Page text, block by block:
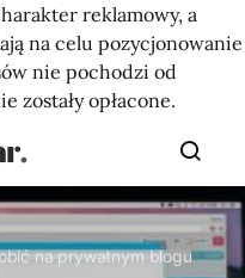
reklamowy, a
na celu pozycjonowanie
nie pochodzi od
zostały opłacone.
na prywatnym blogu